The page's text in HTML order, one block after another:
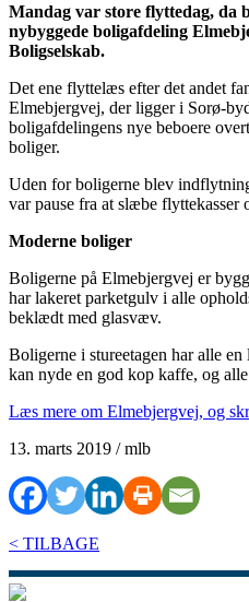
Mandag var store flyttedag, da
nybyggede boligafdeling
Boligselskab.
Det ene flyttelæs efter det andet
Elmebjergvej, der ligger i Sorø-
boligafdelingens nye beboere
boliger.
Uden for boligerne blev
var pause fra at slæbe flyttekasser
Moderne boliger
Boligerne på Elmebjergvej er
har lakeret parketgulv i alle
beklædt med glasvæv.
Boligerne i stureetagen har alle
kan nyde en god kop kaffe, og
Læs mere om Elmebjergvej, og
13. marts 2019 / mlb
< TILBAGE